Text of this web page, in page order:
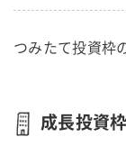
つみたて投資枠
成長投資